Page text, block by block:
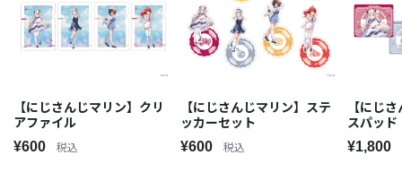
【にじさんじマリン】クリ
アファイル
¥600 税込
【にじさんじマリン】ステ
ッカーセット
¥600 税込
【にじ
スパッド
¥1,800